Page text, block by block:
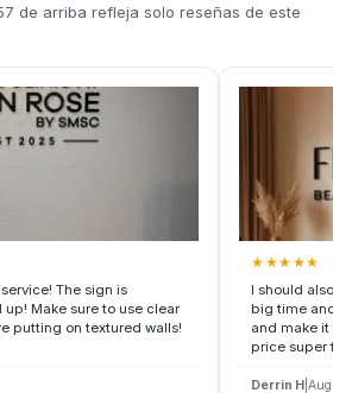
de arriba refleja solo reseñas de este
The sign is
Make sure to use clear
putting on textured walls!
★ ★★ ★★
I should also
big time and
and make it
price super
Derrin H Aug